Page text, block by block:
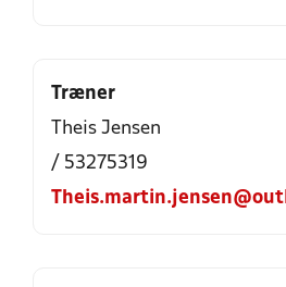
Træner
Theis Jensen
/ 53275319